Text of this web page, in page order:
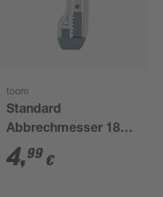
toom
Standard
Abbrechmesser 18
mm
4,99 €